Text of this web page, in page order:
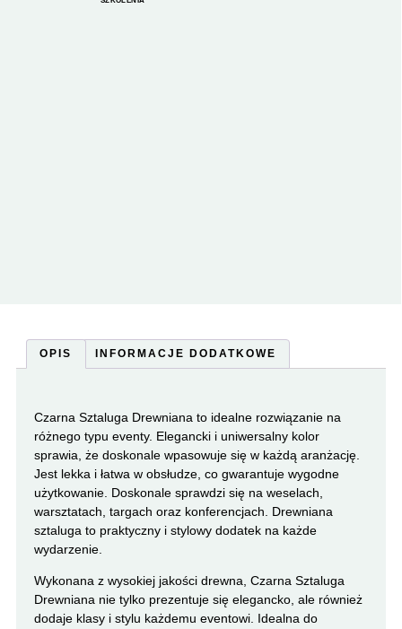
OPIS INFORMACJE DODATKOWE
Czarna Sztaluga Drewniana to idealne rozwiązanie na
różnego typu eventy. Elegancki i uniwersalny kolor
sprawia, że doskonale wpasowuje się w każdą aranżację.
Jest lekka i łatwa w obsłudze, co gwarantuje wygodne
użytkowanie. Doskonale sprawdzi się na weselach,
warsztatach, targach oraz konferencjach. Drewniana
sztaluga to praktyczny i stylowy dodatek na każde
wydarzenie.
Wykonana z wysokiej jakości drewna, Czarna Sztaluga
Drewniana nie tylko prezentuje się elegancko, ale również
dodaje klasy i stylu każdemu eventowi. Idealna do